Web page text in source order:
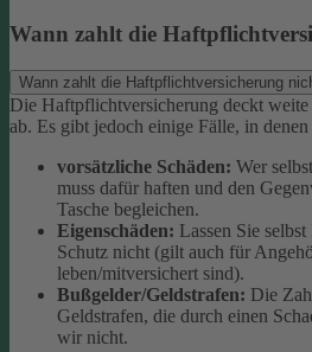
Wann zahlt die
Wann zahlt die Haftpflichtversicherung
Die Haftpflichtversicherung deckt
ab. Es gibt jedoch einige Fälle, in denen
vorsätzliche Schäden: Wer
muss dafür haften und den
Tasche begleichen.
Eigenschäden: Lassen Sie
Schutz nicht (gilt auch für
leben/mitversichert sind).
Bußgelder/Geldstrafen: Die
Geldstrafen, die durch einen
wir nicht.